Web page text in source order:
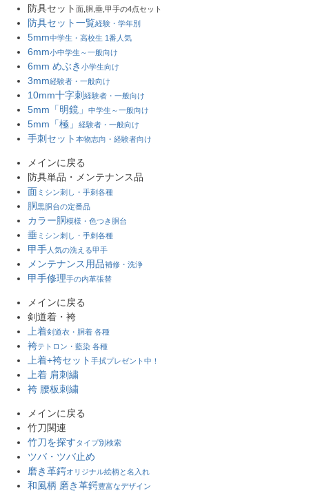
防具セット 面,胴,垂,甲手の4点セット
防具セット一覧経験・学年別
5mm中学生・高校生 1番人気
6mm小中学生～一般向け
6mm めぶき 小学生向け
3mm経験者・一般向け
10mm十字刺 経験者・一般向け
5mm「明鏡」 中学生～一般向け
5mm「極」 経験者・一般向け
手刺セット 本物志向・経験者向け
メインに戻る
防具単品・メンテナンス品
面 ミシン刺し・手刺各種
胴黒胴台の定番品
カラー胴模様・色つき胴台
垂 ミシン刺し・手刺各種
甲手 人気の洗える甲手
メンテナンス用品補修・洗浄
甲手修理手の内革張替
メインに戻る
剣道着・袴
上着剣道衣・胴着 各種
袴テトロン・藍染 各種
上着+袴セット 手拭プレゼント中！
上着 肩刺繍
袴 腰板刺繍
メインに戻る
竹刀関連
竹刀を探すタイプ別検索
ツバ・ツバ止め
磨き革鍔オリジナル絵柄と名入れ
和風柄 磨き革鍔豊富なデザイン